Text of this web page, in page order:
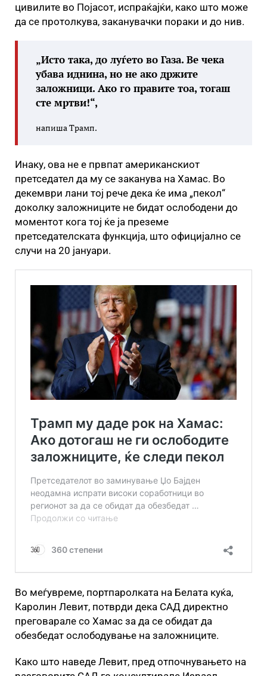
цивилите во Појасот, испраќајќи, како што може
да се протолкува, заканувачки пораки и до нив.
„Исто така, до луѓето во Газа. Ве чека
убава иднина, но не ако држите
заложници. Ако го правите тоа, тогаш
сте мртви!“,
напиша Трамп.
Инаку, ова не е првпат американскиот
претседател да му се заканува на Хамас. Во
декември лани тој рече дека ќе има „пекол“
доколку заложниците не бидат ослободени до
моментот кога тој ќе ја преземе
претседателската функција, што официјално се
случи на 20 јануари.
Во меѓувреме, портпаролката на Белата куќа,
Каролин Левит, потврди дека САД директно
преговарале со Хамас за да се обидат да
обезбедат ослободување на заложниците.
Како што наведе Левит, пред отпочнувањето на